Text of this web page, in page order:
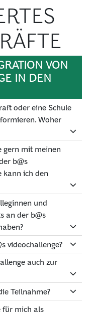
VON
IN DEN
oder eine Schule
Woher
gern mit meinen
b@s
kann ich den
und
an der b@s
videochallenge?
auch zur
Teilnahme?
für mich als